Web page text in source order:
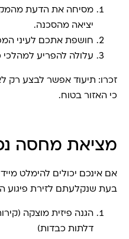
מסיחה את הדעת
יציאה מהסכנה.
חושפת אתכם לעיני
עלולה להפריע למהלכי
זכרו: תיעוד אפשר לבצע רק
כי האזור בטוח.
מציאת מחסה
אם אינכם יכולים להימלט
בעת שנקלעתם לזירת פיגוע
הגנה פיזית מוצקה
דלתות כבדות)